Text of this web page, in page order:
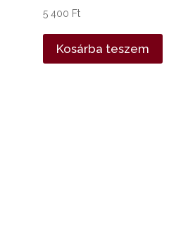
5 400 Ft
Kosárba teszem